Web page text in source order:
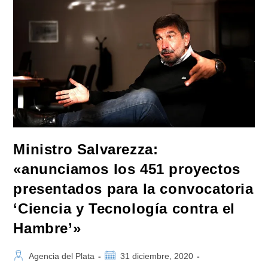
De
Anti
Coronavirus
Que
Realizó
La
Universidad
De
La
Rioja
Ministro Salvarezza:
«anunciamos los 451 proyectos
presentados para la convocatoria
‘Ciencia y Tecnología contra el
Hambre’»
AutorAgencia del Plata
Publicación
31 diciembre, 2020